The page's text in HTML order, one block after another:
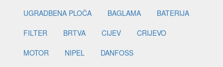
UGRADBENA PLOČA
BAGLAMA
BATERIJA
FILTER
BRTVA CIJEV
CRIJEVO
MOTOR
NIPEL
DANFOSS